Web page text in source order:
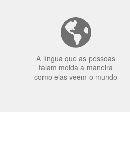
A língua que as pessoas
falam molda a maneira
como elas veem o mundo